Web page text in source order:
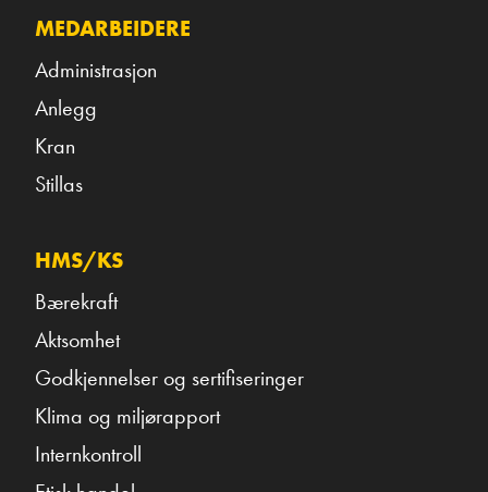
MEDARBEIDERE
Administrasjon
Anlegg
Kran
Stillas
HMS/KS
Bærekraft
Aktsomhet
Godkjennelser og sertifiseringer
Klima og miljørapport
Internkontroll